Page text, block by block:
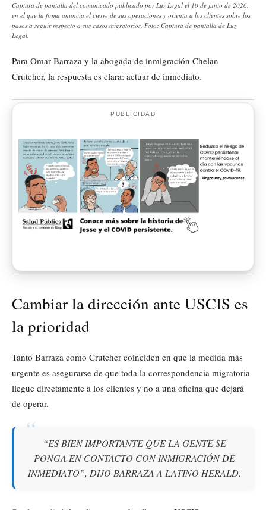
Captura de pantalla del comunicado publicado por Luz Legal el 10 de junio de 2026,
en el que la firma anuncia el cierre de sus operaciones y orienta a los clientes sobre los
pasos a seguir respecto a sus casos migratorios. Foto: Captura de pantalla de Luz
Legal.
Para Omar Barraza y la abogada de inmigración Chelan
Crutcher, la respuesta es clara: actuar de inmediato.
PUBLICIDAD
Cambiar la dirección ante USCIS es
la prioridad
Tanto Barraza como Crutcher coinciden en que la medida más
urgente es asegurarse de que toda la correspondencia migratoria
llegue directamente a los clientes y no a una oficina que dejará
de operar.
“ES BIEN IMPORTANTE QUE LA GENTE SE
PONGA EN CONTACTO CON INMIGRACIÓN DE
INMEDIATO”, DIJO BARRAZA A LATINO HERALD.